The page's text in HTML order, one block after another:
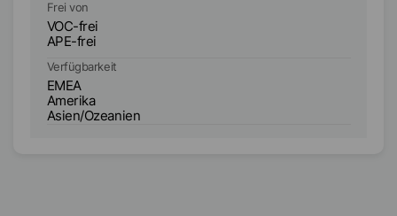
Frei von
VOC-frei
APE-frei
Verfügbarkeit
EMEA
Amerika
Asien/Ozeanien